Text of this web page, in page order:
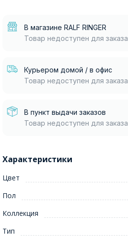
В магазине RALF RINGER
Товар недоступен для заказа
Курьером домой / в офис
Товар недоступен для заказа
В пункт выдачи заказов
Товар недоступен для заказа
Характеристики
Цвет
Пол
Коллекция
Тип